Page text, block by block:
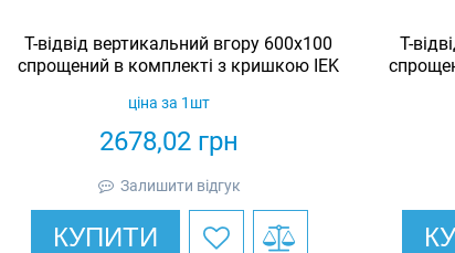
Т-відвід вертикальний вгору 600х100
спрощений в комплекті з кришкою IEK
2678,02 грн
ціна за 1шт
Залишити відгук
КУПИТИ
Т-